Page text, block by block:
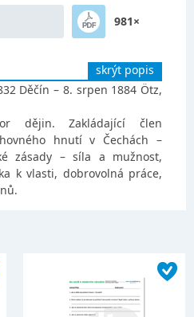
981×
skrýt popis
Děčín – 8. srpen 1884 Ötz,
dějin. Zakládající člen
hnutí v Čechách –
zásady – síla a mužnost,
k vlasti, dobrovolná práce,